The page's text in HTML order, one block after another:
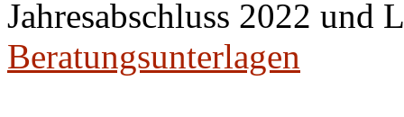
Jahresabschluss 2022 und
Beratungsunterlagen